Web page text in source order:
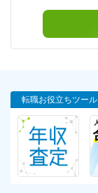
転職お役立ちツール